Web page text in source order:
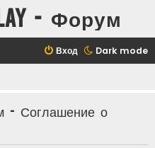
- Форум
Dark mode
Вход
- Соглашение о